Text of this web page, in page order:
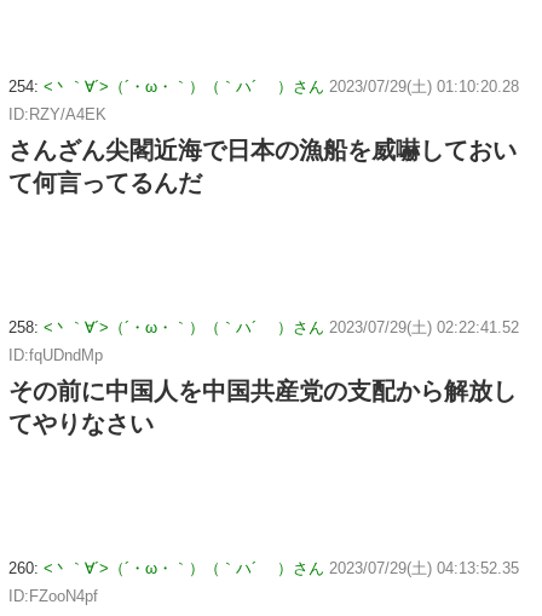
254: <丶｀∀´>（´・ω・｀）（｀ハ´ ）さん 2023/07/29(土) 01:10:20.28
ID:RZY/A4EK
さんざん尖閣近海で日本の漁船を威嚇しておい
て何言ってるんだ
258: <丶｀∀´>（´・ω・｀）（｀ハ´ ）さん 2023/07/29(土) 02:22:41.52
ID:fqUDndMp
その前に中国人を中国共産党の支配から解放し
てやりなさい
260: <丶｀∀´>（´・ω・｀）（｀ハ´ ）さん 2023/07/29(土) 04:13:52.35
ID:FZooN4pf